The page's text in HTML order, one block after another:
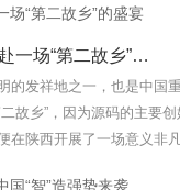
源码家人齐聚陕西，赴一场“第二故乡”的盛宴
的发祥地之一，也是中国
故乡”，因为源码的主要
在陕西开展了一场意义